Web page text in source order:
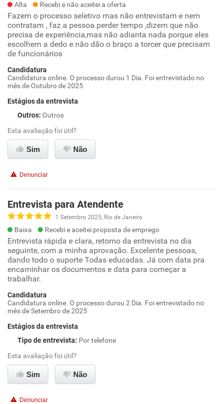
Alta Recebi e não aceitei a oferta
Fazem o processo seletivo mas não entrevistam e nem
contratam , faz a pessoa perder tempo ,dizem que não
precisa de experiência,mas não adianta nada porque eles
escolhem a dedo e não dão o braço a torcer que precisam
de funcionários
Candidatura
Candidatura online. O processo durou 1 Dia. Foi entrevistado no
mês de Outubro de 2025
Estágios da entrevista
Outros: Outros
Esta avaliação foi útil?
Sim Não
Denunciar
Entrevista para Atendente
1 Setembro 2025, Rio de Janeiro
Baixa Recebi e aceitei proposta de emprego
Entrevista rápida e clara, retorno da entrevista no dia
seguinte, com a minha aprovação. Excelente pessoas,
dando todo o suporte Todas educadas. Já com data pra
encaminhar os documentos e data para começar a
trabalhar.
Candidatura
Candidatura online. O processo durou 2 Dia. Foi entrevistado no
mês de Setembro de 2025
Estágios da entrevista
Tipo de entrevista: Por telefone
Esta avaliação foi útil?
Sim Não
Denunciar